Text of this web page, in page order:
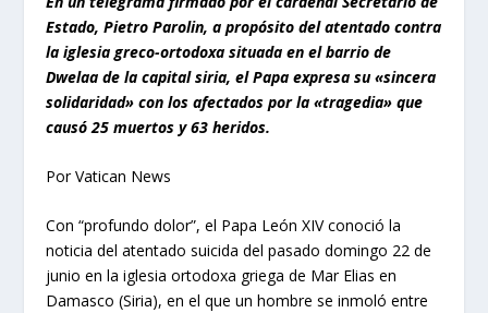
Estado, Pietro Parolin, a propósito del atentado contra
la iglesia greco-ortodoxa situada en el barrio de
Dwelaa de la capital siria, el Papa expresa su «sincera
solidaridad» con los afectados por la «tragedia» que
causó 25 muertos y 63 heridos.
Por Vatican News
Con “profundo dolor”, el Papa León XIV conoció la
noticia del atentado suicida del pasado domingo 22 de
junio en la iglesia ortodoxa griega de Mar Elias en
Damasco (Siria), en el que un hombre se inmoló entre